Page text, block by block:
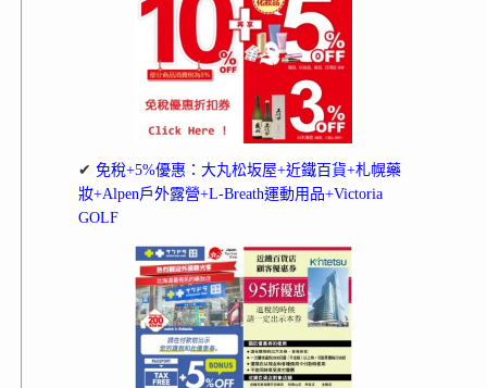
✔ 免稅+5%優惠：大丸松坂屋+近鐵百貨+札幌藥
妝+Alpen戶外露營+L-Breath運動用品+Victoria
GOLF